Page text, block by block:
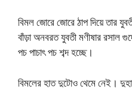
বিমল জোরে জোরে ঠাপ দিয়ে তার
বাঁড়া অনবরত যুবতী মণীষার রসাল
পচ পাচাৎ পচ শব্দ হচ্ছে।
বিমলের হাত দুটোও থেমে নেই।